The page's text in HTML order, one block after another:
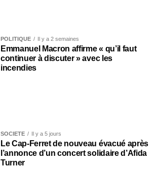
POLITIQUE Il y a 2 semaines
Emmanuel Macron affirme « qu’il faut
continuer à discuter » avec les
incendies
SOCIÉTÉ Il y a 5 jours
Le Cap-Ferret de nouveau évacué après
l’annonce d’un concert solidaire d’Afida
Turner